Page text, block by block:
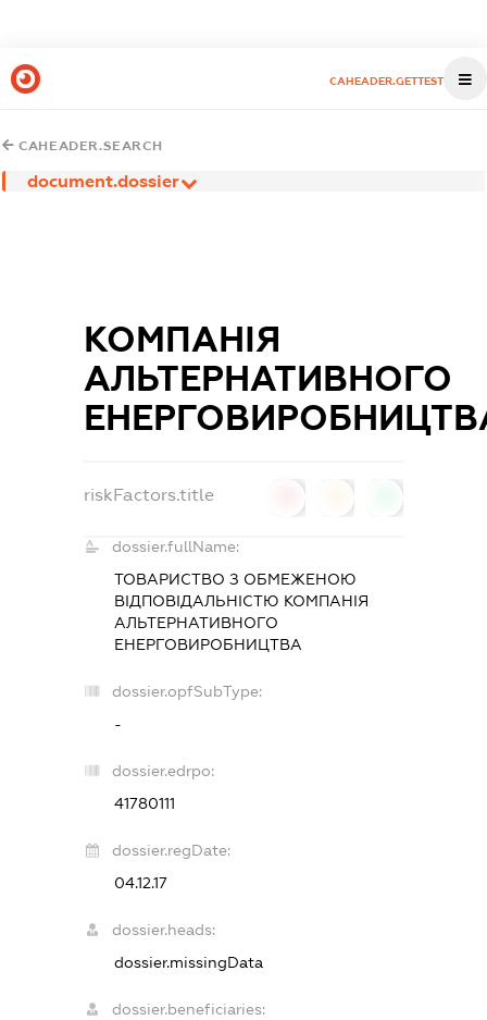
CAHEADER.GETTEST
CAHEADER.SEARCH
document.dossier
КОМПАНІЯ
АЛЬТЕРНАТИВНОГО
riskFactors.title
dossier.fullName:
ТОВАРИСТВО З ОБМЕЖЕНОЮ
ВІДПОВІДАЛЬНІСТЮ КОМПАНІЯ
АЛЬТЕРНАТИВНОГО
ЕНЕРГОВИРОБНИЦТВА
dossier.opfSubType:
-
dossier.edrpo:
41780111
dossier.regDate:
04.12.17
dossier.heads:
dossier.missingData
dossier.beneficiaries: